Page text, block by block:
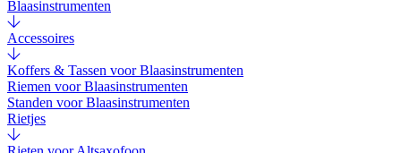
Blaasinstrumenten
Accessoires
Koffers & Tassen voor Blaasinstrumenten
Riemen voor Blaasinstrumenten
Standen voor Blaasinstrumenten
Rietjes